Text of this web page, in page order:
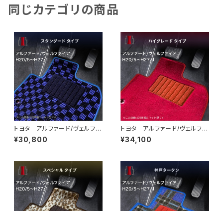
同じカテゴリの商品
トヨタ アルファード/ヴェルファ
イア H20/5〜H27/1 20
系 ラゲッジマット付 フロアマ
¥30,800
トヨタ アルファード/ヴェルファ
イア H20/5〜H27/1 20
系 ラゲッジマット付 フロアマ
¥34,100